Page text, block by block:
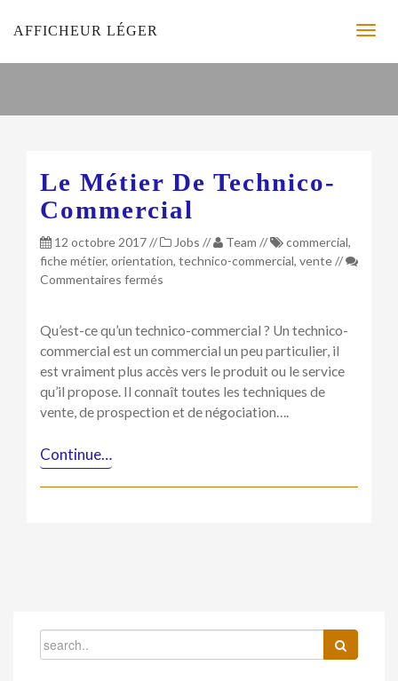
AFFICHEUR LÉGER
Le Métier De Technico-
Commercial
12 octobre 2017// Jobs // Team // commercial,
fiche métier, orientation, technico-commercial, vente//
Commentaires fermés
de
Technico-
Commercial
Qu’est-ce qu’un technico-commercial ? Un technico-
commercial est un commercial un peu particulier, il
est vraiment plus accès vers le produit ou le service
qu’il propose. Il connaît toutes les techniques de
vente, de prospection et de négociation….
Continue…